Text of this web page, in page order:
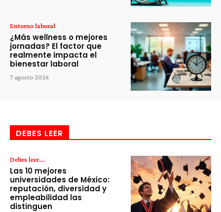
Entorno laboral
¿Más wellness o mejores
jornadas? El factor que
realmente impacta el
bienestar laboral
7 agosto 2026
DEBES LEER
Debes leer...
Las 10 mejores
universidades de México:
reputación, diversidad y
empleabilidad las
distinguen